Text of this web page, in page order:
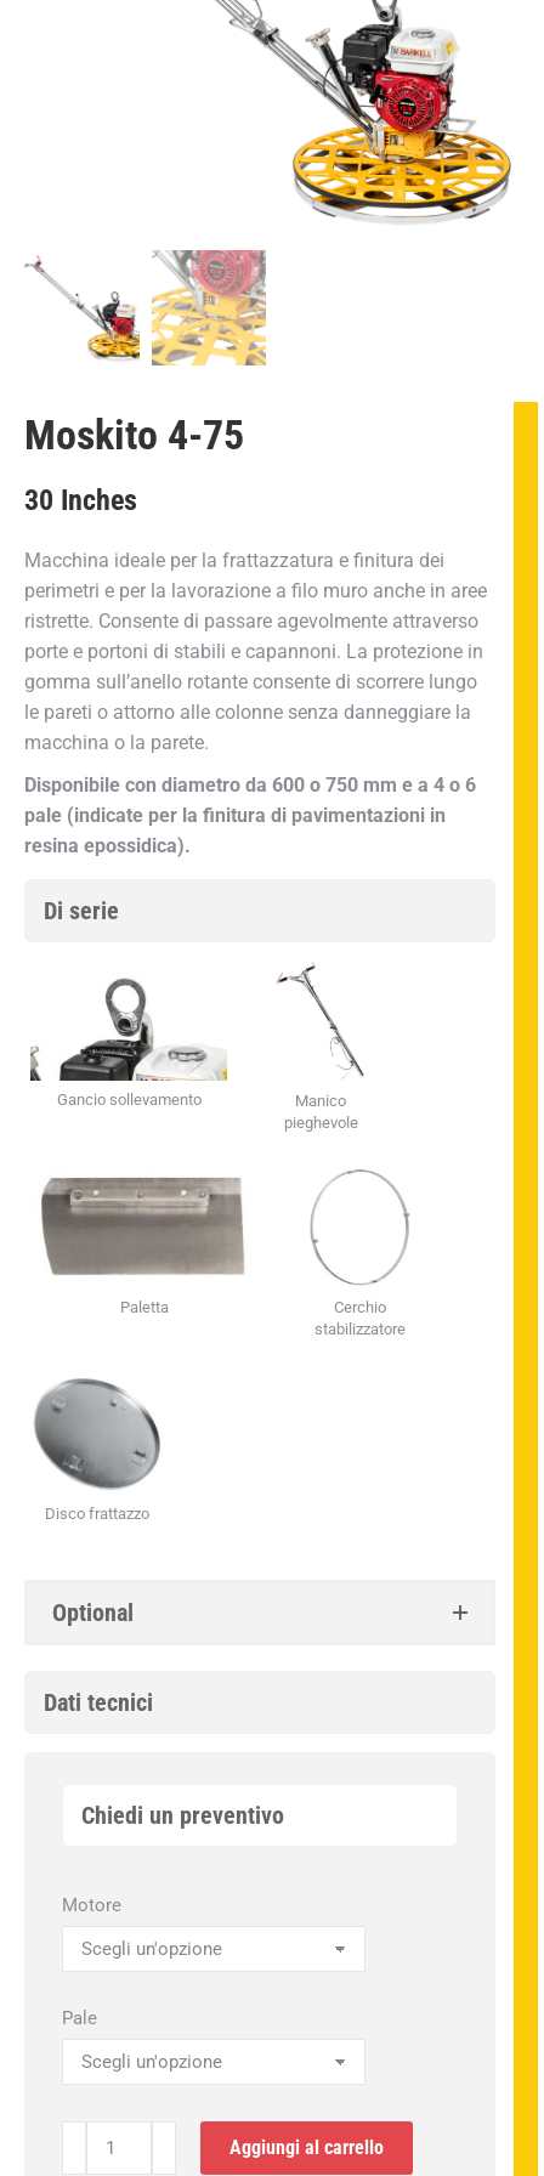
Moskito 4-75
30 Inches
Macchina ideale per la frattazzatura e finitura dei
perimetri e per la lavorazione a filo muro anche in aree
ristrette. Consente di passare agevolmente attraverso
porte e portoni di stabili e capannoni. La protezione in
gomma sull’anello rotante consente di scorrere lungo
le pareti o attorno alle colonne senza danneggiare la
macchina o la parete.
Disponibile con diametro da 600 o 750 mm e a 4 o 6
pale (indicate per la finitura di pavimentazioni in
resina epossidica).
Di serie
Gancio sollevamento
Manico
pieghevole
Paletta
Cerchio
stabilizzatore
Disco frattazzo
Optional
Dati tecnici
Chiedi un preventivo
Motore
Pale
Moskito
Aggiungi al carrello